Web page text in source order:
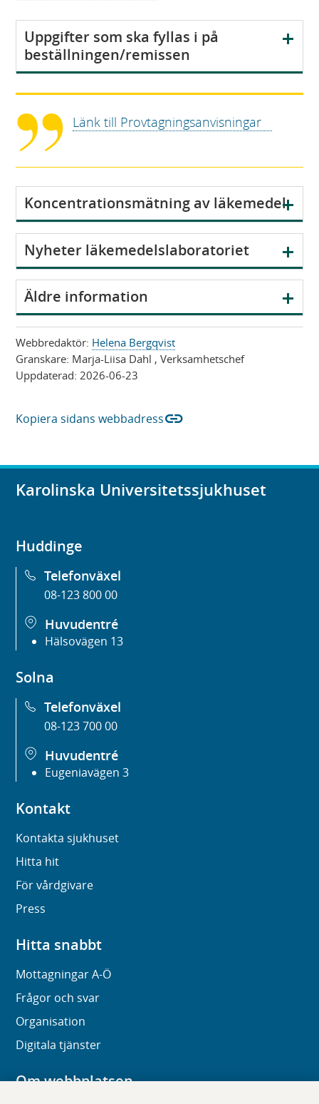
V
i
s
a
Uppgifter som ska fyllas i på
beställningen/remissen
Länk till Provtagningsanvisningar
V
i
s
a
Koncentrationsmätning av läkemedel
V
i
s
a
Nyheter läkemedelslaboratoriet
V
i
s
a
Äldre information
Webbredaktör: Helena Bergqvist
Granskare: Marja-Liisa Dahl , Verksamhetschef
Uppdaterad: 2026-06-23
Kopiera sidans webbadresslink
Karolinska Universitetssjukhuset
Huddinge
Telefonväxel
08-123 800 00
Huvudentré
Hälsovägen 13
Solna
Telefonväxel
08-123 700 00
Huvudentré
Eugeniavägen 3
Kontakt
Kontakta sjukhuset
Hitta hit
För vårdgivare
Press
Hitta snabbt
Mottagningar A-Ö
Frågor och svar
Organisation
Digitala tjänster
Om webbplatsen